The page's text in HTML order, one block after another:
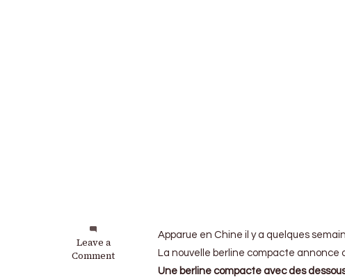
Leave a
Comment
on
MG
Apparue en Chine il y a quelques
La nouvelle berline compacte annonce
Une berline compacte avec des